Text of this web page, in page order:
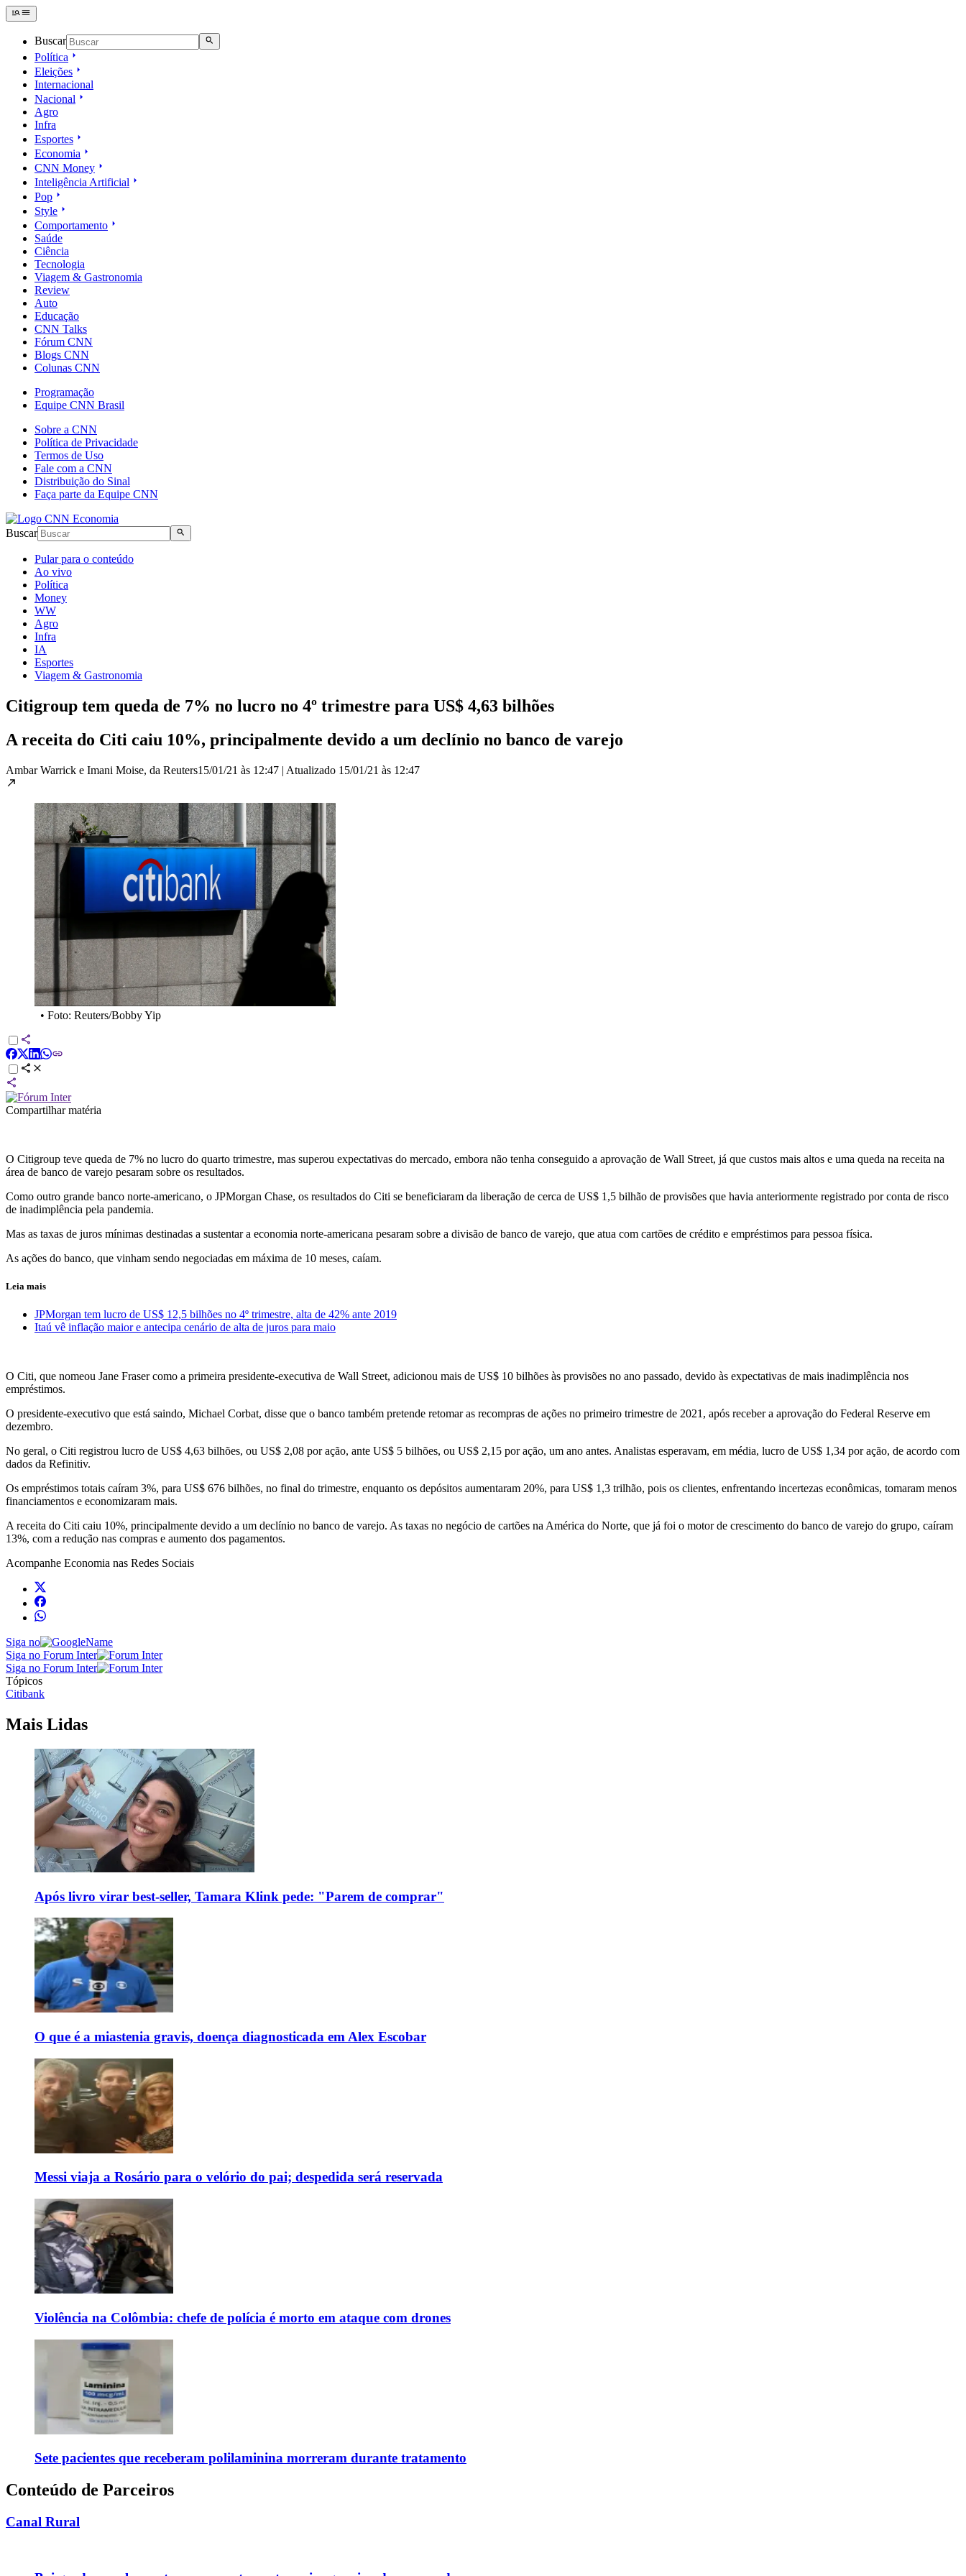
Buscar
Política
Eleições
Internacional
Nacional
Agro
Infra
Esportes
Economia
CNN Money
Inteligência Artificial
Pop
Style
Comportamento
Saúde
Ciência
Tecnologia
Viagem & Gastronomia
Review
Auto
Educação
CNN Talks
Fórum CNN
Blogs CNN
Colunas CNN
Programação
Equipe CNN Brasil
Sobre a CNN
Política de Privacidade
Termos de Uso
Fale com a CNN
Distribuição do Sinal
Faça parte da Equipe CNN
Buscar
Pular para o conteúdo
Ao vivo
Política
Money
WW
Agro
Infra
IA
Esportes
Viagem & Gastronomia
Citigroup tem queda de 7% no lucro no 4º trimestre para US$ 4,63 bilhões
A receita do Citi caiu 10%, principalmente devido a um declínio no banco de varejo
Ambar Warrick e Imani Moise, da Reuters15/01/21 às 12:47 | Atualizado 15/01/21 às 12:47
• Foto: Reuters/Bobby Yip
Compartilhar matéria
O Citigroup teve queda de 7% no lucro do quarto trimestre, mas superou expectativas do mercado, embora não tenha conseguido a aprovação de Wall Street, já que custos mais altos e uma queda na receita na
área de banco de varejo pesaram sobre os resultados.
Como outro grande banco norte-americano, o JPMorgan Chase, os resultados do Citi se beneficiaram da liberação de cerca de US$ 1,5 bilhão de provisões que havia anteriormente registrado por conta de risco
de inadimplência pela pandemia.
Mas as taxas de juros mínimas destinadas a sustentar a economia norte-americana pesaram sobre a divisão de banco de varejo, que atua com cartões de crédito e empréstimos para pessoa física.
As ações do banco, que vinham sendo negociadas em máxima de 10 meses, caíam.
Leia mais
JPMorgan tem lucro de US$ 12,5 bilhões no 4º trimestre, alta de 42% ante 2019
Itaú vê inflação maior e antecipa cenário de alta de juros para maio
O Citi, que nomeou Jane Fraser como a primeira presidente-executiva de Wall Street, adicionou mais de US$ 10 bilhões às provisões no ano passado, devido às expectativas de mais inadimplência nos
empréstimos.
O presidente-executivo que está saindo, Michael Corbat, disse que o banco também pretende retomar as recompras de ações no primeiro trimestre de 2021, após receber a aprovação do Federal Reserve em
dezembro.
No geral, o Citi registrou lucro de US$ 4,63 bilhões, ou US$ 2,08 por ação, ante US$ 5 bilhões, ou US$ 2,15 por ação, um ano antes. Analistas esperavam, em média, lucro de US$ 1,34 por ação, de acordo com
dados da Refinitiv.
Os empréstimos totais caíram 3%, para US$ 676 bilhões, no final do trimestre, enquanto os depósitos aumentaram 20%, para US$ 1,3 trilhão, pois os clientes, enfrentando incertezas econômicas, tomaram menos
financiamentos e economizaram mais.
A receita do Citi caiu 10%, principalmente devido a um declínio no banco de varejo. As taxas no negócio de cartões na América do Norte, que já foi o motor de crescimento do banco de varejo do grupo, caíram
13%, com a redução nas compras e aumento dos pagamentos.
Acompanhe Economia nas Redes Sociais
Siga no
Siga no Forum Inter
Siga no Forum Inter
Tópicos
Citibank
Mais Lidas
Após livro virar best-seller, Tamara Klink pede: "Parem de comprar"
O que é a miastenia gravis, doença diagnosticada em Alex Escobar
Messi viaja a Rosário para o velório do pai; despedida será reservada
Violência na Colômbia: chefe de polícia é morto em ataque com drones
Sete pacientes que receberam polilaminina morreram durante tratamento
Conteúdo de Parceiros
Canal Rural